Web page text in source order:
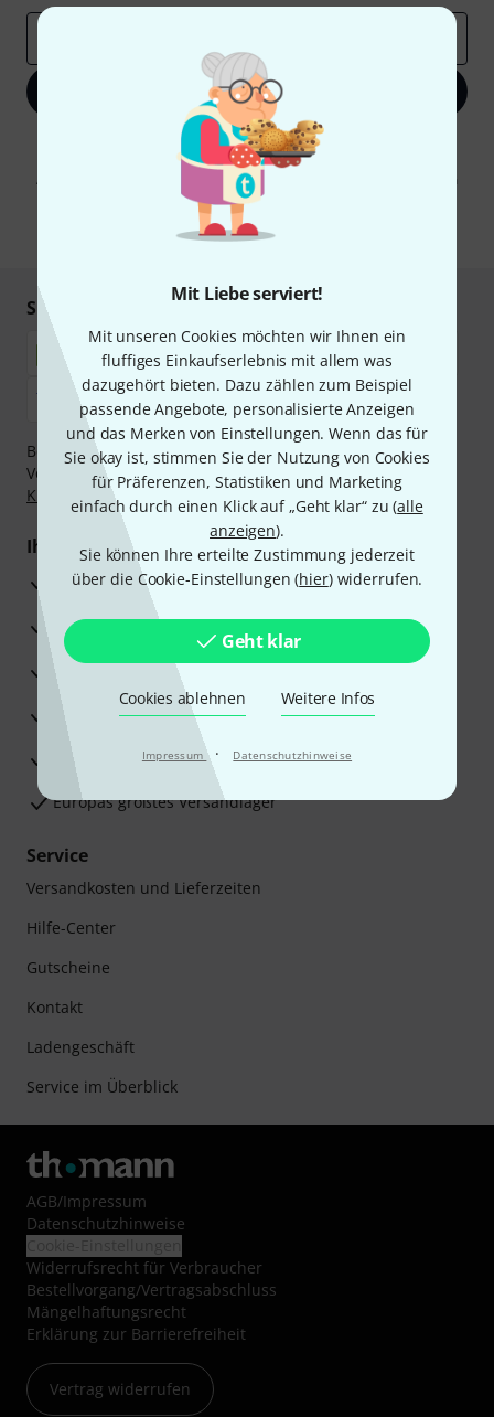
Mit Liebe serviert!
Mit unseren Cookies möchten wir Ihnen ein
fluffiges Einkaufserlebnis mit allem was
dazugehört bieten. Dazu zählen zum Beispiel
passende Angebote, personalisierte Anzeigen
und das Merken von Einstellungen. Wenn das für
Sie okay ist, stimmen Sie der Nutzung von Cookies
für Präferenzen, Statistiken und Marketing
einfach durch einen Klick auf „Geht klar“ zu (alle
anzeigen).
Sie können Ihre erteilte Zustimmung jederzeit
über die Cookie-Einstellungen (hier) widerrufen.
Geht klar
Cookies ablehnen Weitere Infos
Impressum · Datenschutzhinweise
Jetzt anmelden
Mit Klick auf „Jetzt anmelden“ stimmen Sie dem Erhalt von E-Mail-
Werbung und einer Messung des E-Mail-Nutzungsverhaltens zu. Die
Abmeldung ist jederzeit möglich. Weitere Informationen finden Sie in
unseren
Datenschutzhinweisen
* Pflichtfeld
Sicher einkaufen & bezahlen
Bezahlen Sie vertraulich und sicher per Nachnahme,
Vorkasse, PayPal, Amazon Pay, Klarna Sofort bezahlen
Klarna Ratenzahlungoder Kreditkarte.
Ihre Vorteile
3 Jahre Thomann Garantie
30 Tage Money-Back-Garantie
Reparaturservice
Beratung durch Fachexperten
Zufriedenheitsgarantie
Europas größtes Versandlager
Service
Versandkosten und Lieferzeiten
Hilfe-Center
Gutscheine
Kontakt
Ladengeschäft
Service im Überblick
AGB/Impressum
Datenschutzhinweise
Widerrufsrecht für Verbraucher
Bestellvorgang/Vertragsabschluss
Mängelhaftungsrecht
Erklärung zur Barrierefreiheit
Vertrag widerrufen